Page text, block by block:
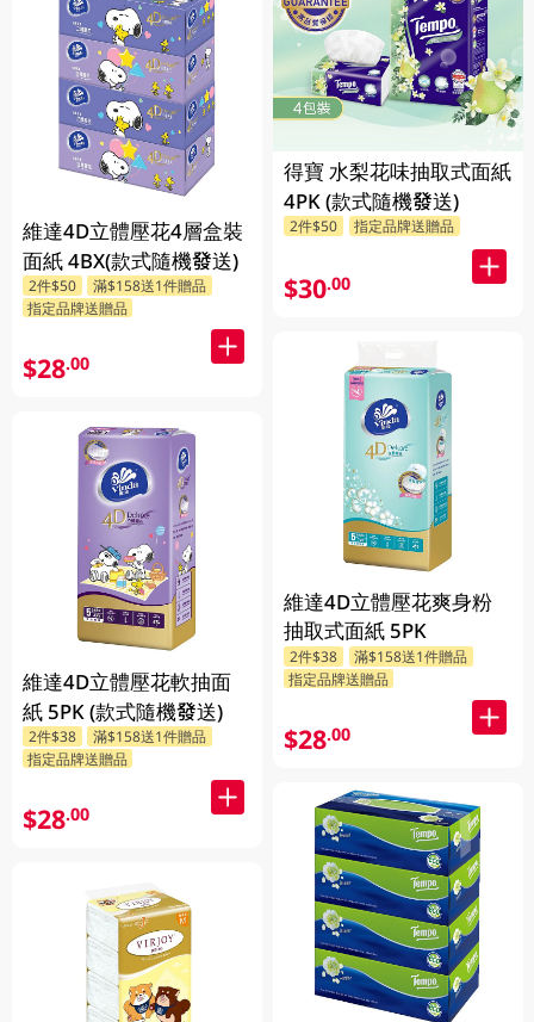
維達4D立體壓花4層盒裝
面紙 4BX(款式隨機發送)
2件$50
滿$158送1件贈品
指定品牌送贈品
$28.00
維達4D立體壓花軟抽面
紙 5PK (款式隨機發送)
2件$38
滿$158送1件贈品
指定品牌送贈品
$28.00
得寶 水梨花味抽取式面紙
4PK (款式隨機發送)
2件$50 指定品牌送贈品
$30.00
維達4D立體壓花爽身粉
抽取式面紙 5PK
2件$38
滿$158送1件贈品
指定品牌送贈品
$28.00